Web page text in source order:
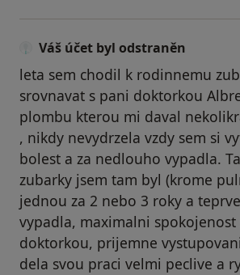
Váš účet byl odstraněn
leta sem chodil k rodinnemu
srovnavat s pani doktorkou
plombu kterou mi daval
, nikdy nevydrzela vzdy sem si
bolest a za nedlouho vypadla.
zubarky jsem tam byl (krome
jednou za 2 nebo 3 roky a
vypadla, maximalni spokojenost
doktorkou, prijemne
dela svou praci velmi peclive a